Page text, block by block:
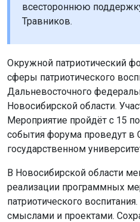
всестороннюю
Травников.
Окружной патриотический
сферы патриотического
Дальневосточного
Новосибирской области.
Мероприятие пройдёт с 15
события форума проведут в
государственном
В Новосибирской области
реализации программных
патриотического
смыслами и проектами.